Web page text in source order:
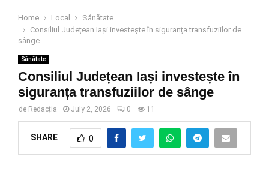
Home Local
Sănătate
Consiliul Județean Iași investește în siguranța transfuziilor de
sânge
Sănătate
Consiliul Județean Iași investește în
siguranța transfuziilor de sânge
de Redacția July 2, 2026 0 11
SHARE 0